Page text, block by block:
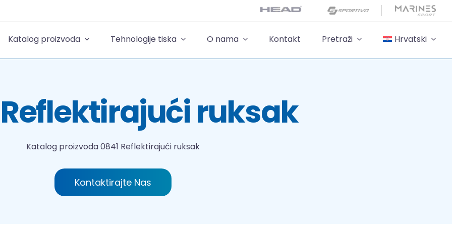
Katalog proizvoda Tehnologije tiska O nama Kontakt Pretraži Hrvatski
ruksak
Katalog proizvoda0841 Reflektirajući ruksak
Kontaktirajte Nas